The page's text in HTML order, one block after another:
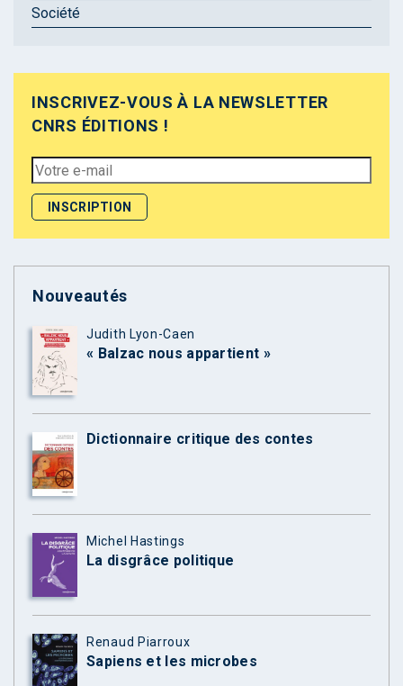
Société
INSCRIVEZ-VOUS À LA NEWSLETTER
CNRS ÉDITIONS !
Nouveautés
Judith Lyon-Caen
« Balzac nous appartient »
Dictionnaire critique des contes
Michel Hastings
La disgrâce politique
Renaud Piarroux
Sapiens et les microbes